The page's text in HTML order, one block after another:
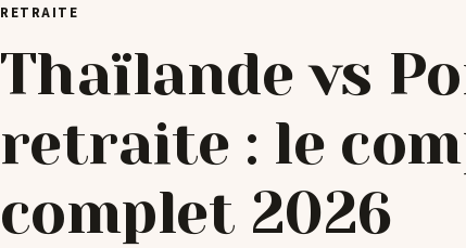
RETRAITE
Thaïlande vs
retraite : le
complet 2026